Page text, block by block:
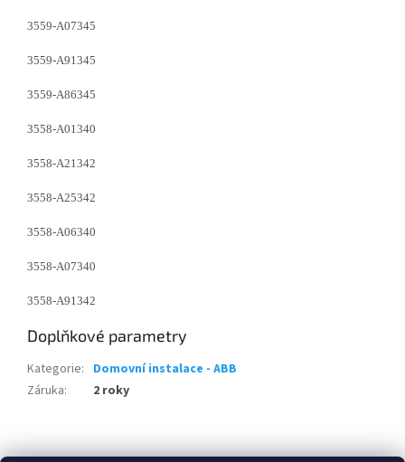
3559-A07345
3559-A91345
3559-A86345
3558-A01340
3558-A21342
3558-A25342
3558-A06340
3558-A07340
3558-A91342
Doplňkové parametry
Kategorie: Domovní instalace - ABB
Záruka: 2 roky